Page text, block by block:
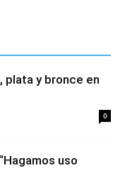
plata y bronce en
0
uso